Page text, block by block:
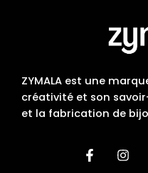
ZYMALA est une
créativité et son
et la fabrication de